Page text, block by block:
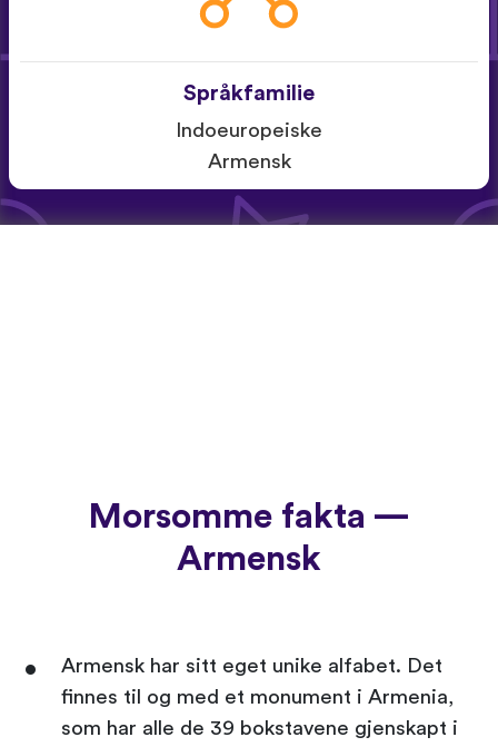
Språkfamilie
Indoeuropeiske
Armensk
Morsomme fakta —
Armensk
Armensk har sitt eget unike alfabet. Det
finnes til og med et monument i Armenia,
som har alle de 39 bokstavene gjenskapt i